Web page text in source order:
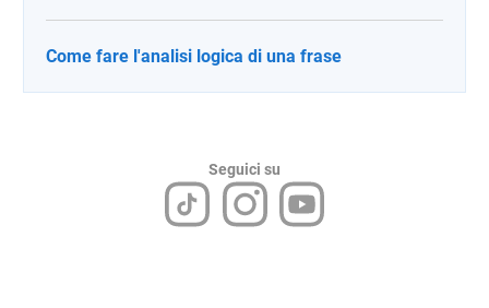
Come fare l'analisi logica di una frase
Seguici su